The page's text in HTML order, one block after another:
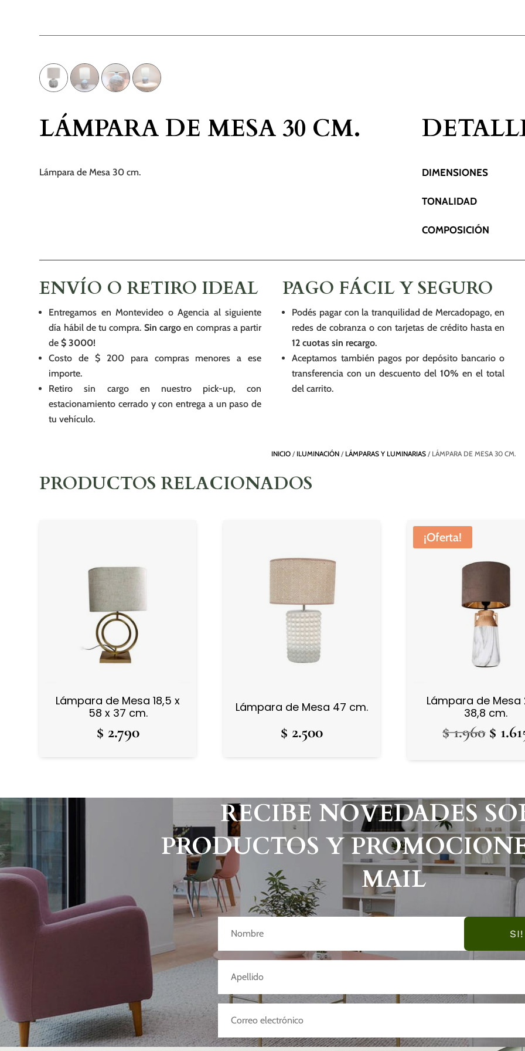
LÁMPARA DE MESA 30 CM.
Lámpara de Mesa 30 cm. DIMENSIONES
TONALIDAD
COMPOSICIÓN
ENVÍO O RETIRO IDEAL
Entregamos en Montevideo o Agencia al siguiente
día hábil de tu compra. Sin cargo en compras a partir
de $ 3000!
Costo de $ 200 para compras menores a ese
importe.
Retiro sin cargo en nuestro pick-up, con
estacionamiento cerrado y con entrega a un paso de
tu vehículo.
PAGO FÁCIL Y SEGURO
Podés pagar con la tranquilidad de Mercadopago, en
redes de cobranza o con tarjetas de crédito hasta en
12 cuotas sin recargo.
Aceptamos también pagos por depósito bancario o
transferencia con un descuento del10% en el total
del carrito.
INICIO / ILUMINACIÓN / LÁMPARAS Y LUMINARIAS / LÁMPARA DE MESA 30 CM.
PRODUCTOS RELACIONADOS
Lámpara de Mesa 18,5 x
58 x 37 cm.
$ 2.790
Lámpara de Mesa 47 cm.
$ 2.500
¡Oferta!
Lámpara de Mesa
38,8 cm.
$1.960 El
$
$
RECIBE NOVEDADES
PRODUCTOS Y
MAIL
SI!